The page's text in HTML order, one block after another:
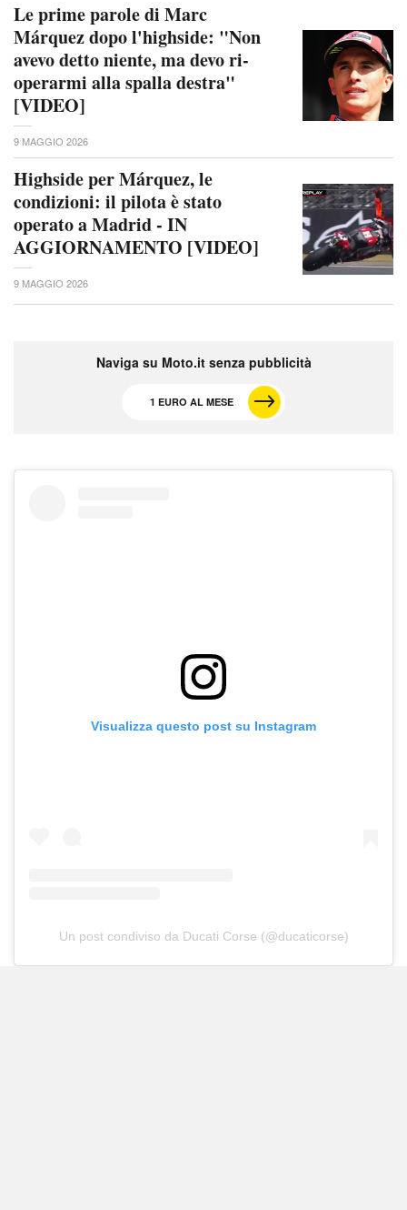
Le prime parole di Marc
Márquez dopo l'highside: "Non
avevo detto niente, ma devo ri-
operarmi alla spalla destra"
[VIDEO]
9 MAGGIO 2026
Highside per Márquez, le
condizioni: il pilota è stato
operato a Madrid - IN
AGGIORNAMENTO [VIDEO]
9 MAGGIO 2026
Naviga su Moto.it senza pubblicità
1 EURO AL MESE
Visualizza questo post su Instagram
Un post condiviso da Ducati Corse (@ducaticorse)